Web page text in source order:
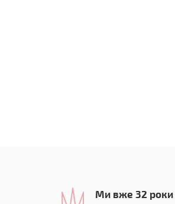
Ми вже 32 роки